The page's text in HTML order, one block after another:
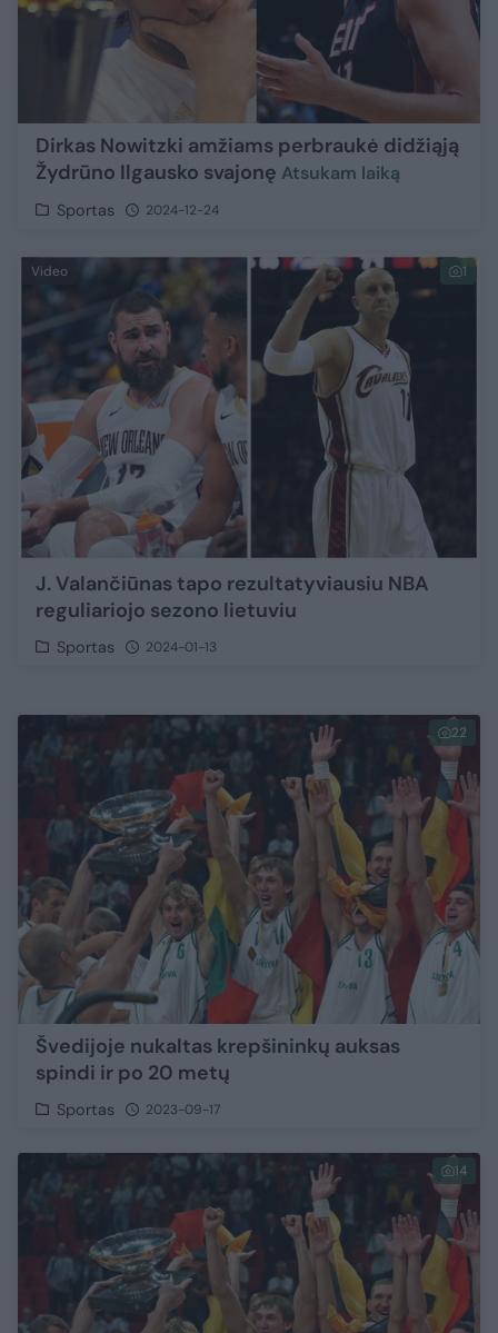
Dirkas Nowitzki amžiams perbraukė didžiąją
Žydrūno Ilgausko svajonę Atsukam laiką
Sportas 2024-12-24
Video 1
J. Valančiūnas tapo rezultatyviausiu NBA
reguliariojo sezono lietuviu
Sportas 2024-01-13
22
Švedijoje nukaltas krepšininkų auksas
spindi ir po 20 metų
Sportas 2023-09-17
14